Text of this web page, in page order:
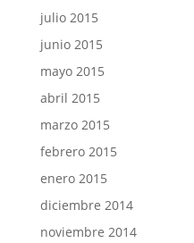
julio 2015
junio 2015
mayo 2015
abril 2015
marzo 2015
febrero 2015
enero 2015
diciembre 2014
noviembre 2014